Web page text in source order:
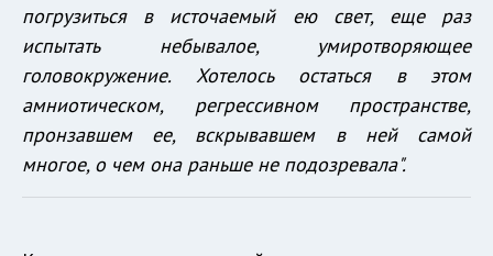
погрузиться в источаемый ею свет, еще раз
испытать небывалое, умиротворяющее
головокружение. Хотелось остаться в этом
амниотическом, регрессивном пространстве,
пронзавшем ее, вскрывавшем в ней самой
многое, о чем она раньше не подозревала".